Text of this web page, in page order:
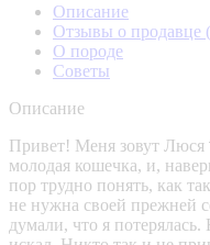
Описание
Отзывы о продавце
О породе
Советы
Описание
Привет! Меня зовут
молодая кошечка, и,
пор трудно понять, как
не нужна своей прежней
думали, что я